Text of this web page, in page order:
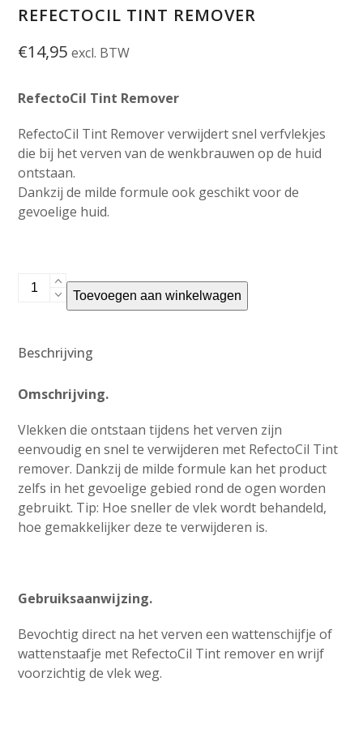
REFECTOCIL TINT REMOVER
€14,95 excl. BTW
RefectoCil Tint Remover
RefectoCil Tint Remover verwijdert snel verfvlekjes
die bij het verven van de wenkbrauwen op de huid
ontstaan.
Dankzij de milde formule ook geschikt voor de
gevoelige huid.
RefectoCil
Toevoegen aan winkelwagen
Beschrijving
Omschrijving.
Vlekken die ontstaan ​​tijdens het verven zijn
eenvoudig en snel te verwijderen met RefectoCil Tint
remover. Dankzij de milde formule kan het product
zelfs in het gevoelige gebied rond de ogen worden
gebruikt. Tip: Hoe sneller de vlek wordt behandeld,
hoe gemakkelijker deze te verwijderen is.
Gebruiksaanwijzing.
Bevochtig direct na het verven een wattenschijfje of
wattenstaafje met RefectoCil Tint remover en wrijf
voorzichtig de vlek weg.